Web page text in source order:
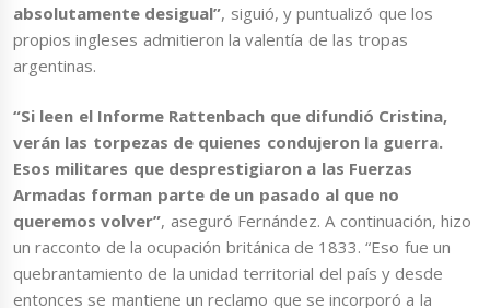
absolutamente desigual”, siguió, y puntualizó que los
propios ingleses admitieron la valentía de las tropas
argentinas.
“Si leen el Informe Rattenbach que difundió Cristina,
verán las torpezas de quienes condujeron la guerra.
Esos militares que desprestigiaron a las Fuerzas
Armadas forman parte de un pasado al que no
queremos volver”, aseguró Fernández. A continuación, hizo
un racconto de la ocupación británica de 1833. “Eso fue un
quebrantamiento de la unidad territorial del país y desde
entonces se mantiene un reclamo que se incorporó a la